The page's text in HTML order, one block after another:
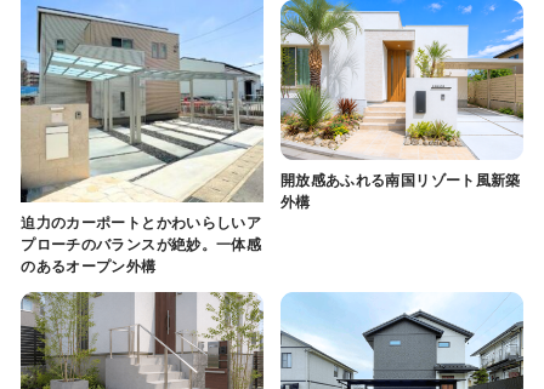
迫力のカーポートとかわいらしいア
プローチのバランスが絶妙。一体感
のあるオープン外構
開放感あふれる南国リゾート風新築
外構